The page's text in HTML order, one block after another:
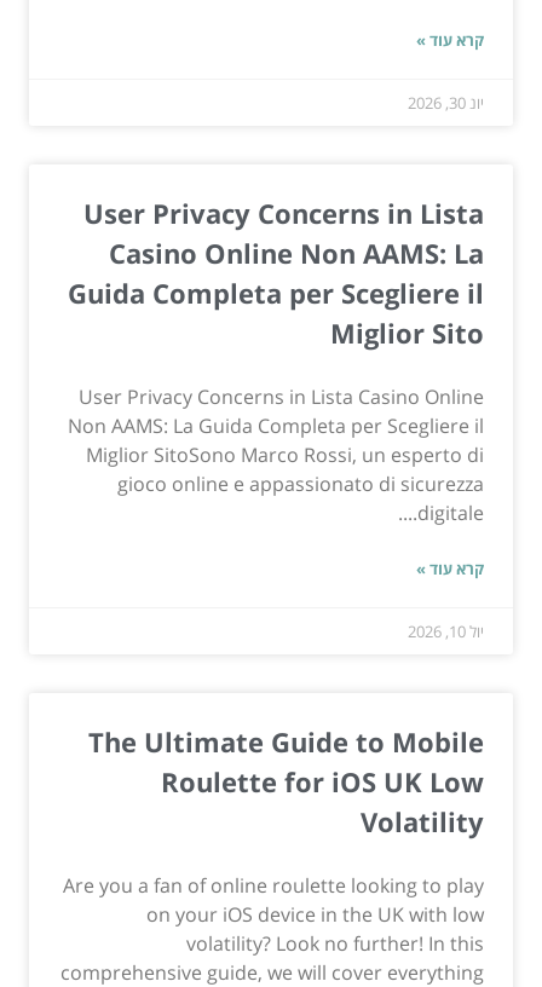
קרא עוד »
יונ 30, 2026
User Privacy Concerns in Lista
Casino Online Non AAMS: La
Guida Completa per Scegliere il
Miglior Sito
User Privacy Concerns in Lista Casino Online
Non AAMS: La Guida Completa per Scegliere il
Miglior SitoSono Marco Rossi, un esperto di
gioco online e appassionato di sicurezza
digitale....
קרא עוד »
יול 10, 2026
The Ultimate Guide to Mobile
Roulette for iOS UK Low
Volatility
Are you a fan of online roulette looking to play
on your iOS device in the UK with low
volatility? Look no further! In this
comprehensive guide, we will cover everything